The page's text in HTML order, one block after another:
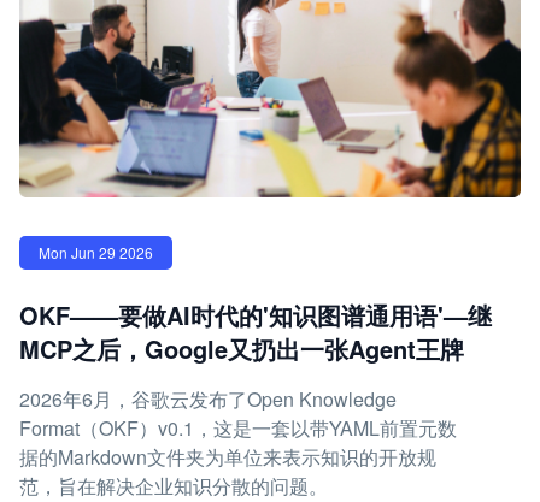
Mon Jun 29 2026
OKF——要做AI时代的'知识图谱通用语'—继
MCP之后，Google又扔出一张Agent王牌
2026年6月，谷歌云发布了Open Knowledge
Format（OKF）v0.1，这是一套以带YAML前置元数
据的Markdown文件夹为单位来表示知识的开放规
范，旨在解决企业知识分散的问题。